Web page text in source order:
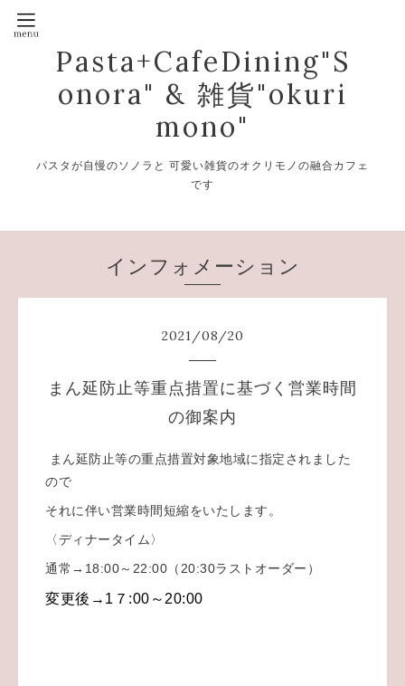
Pasta+CafeDining"S
onora" & 雑貨"okuri
mono"
パスタが自慢のソノラと 可愛い雑貨のオクリモノの融合カフェ
です
インフォメーション
2021/08/20
まん延防止等重点措置に基づく営業時間
の御案内
まん延防止等の重点措置対象地域に指定されました
ので
それに伴い営業時間短縮をいたします。
〈ディナータイム〉
通常→18:00～22:00（20:30ラストオーダー）
変更後→1７:00～20:00